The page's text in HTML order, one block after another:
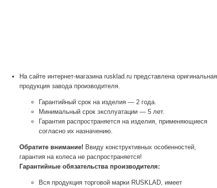
На сайте интернет-магазина rusklad.ru представлена оригинальная
продукция завода производителя.
Гарантийный срок на изделия — 2 года.
Минимальный срок эксплуатации — 5 лет.
Гарантия распространяется на изделия, применяющиеся
согласно их назначению.
Обратите внимание! Ввиду конструктивных особенностей,
гарантия на колеса не распространяется!
Гарантийные обязательства производителя:
Вся продукция торговой марки RUSKLAD, имеет